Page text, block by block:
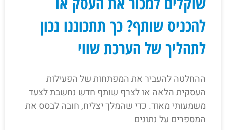
להכניס שותף? כך תתכוננו נכון
לתהליך של הערכת שווי
ההחלטה להעביר את המפתחות של הפעילות
העסקית הלאה או לצרף שותף חדש נחשבת לצעד
משמעותי מאוד. כדי שהמלך יצליח, חובה לבסס את
המספרים על נתונים